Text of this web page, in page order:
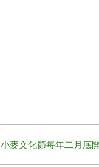
小麥文化節每年二月底